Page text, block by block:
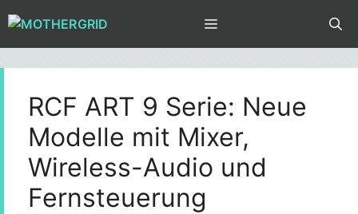
Inhalt
springen
MENÜ
RCF ART 9 Serie: Neue
Modelle mit Mixer,
Wireless-Audio und
Fernsteuerung